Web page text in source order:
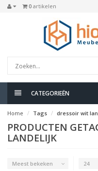
0 artikelen
CATEGORIEËN
Home Tags dressoir wit
PRODUCTEN
LANDELIJK
Meest bekeken 24